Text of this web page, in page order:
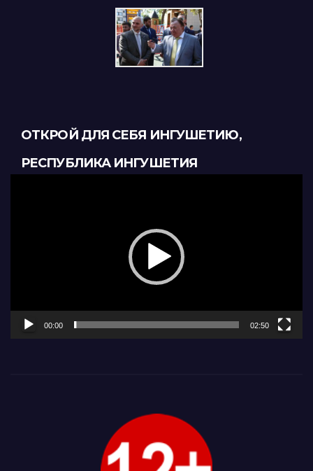
ОТКРОЙ ДЛЯ СЕБЯ ИНГУШЕТИЮ,
РЕСПУБЛИКА ИНГУШЕТИЯ
00:00 02:50